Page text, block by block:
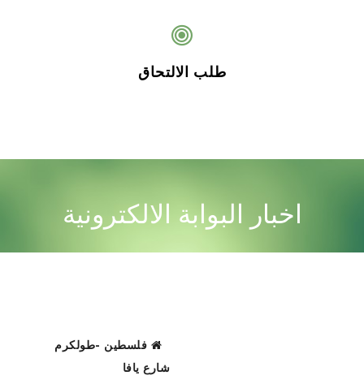
طلب الالتحاق
اخبار البوابة الالكترونية
فلسطين -طولكرم
شارع يافا